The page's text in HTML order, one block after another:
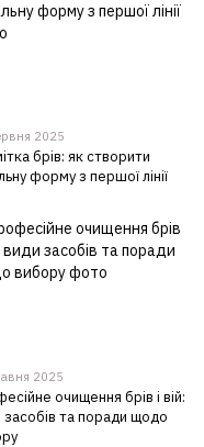
2025
брів: як створити
форму з першої лінії
2025
очищення брів і вій:
засобів та поради щодо